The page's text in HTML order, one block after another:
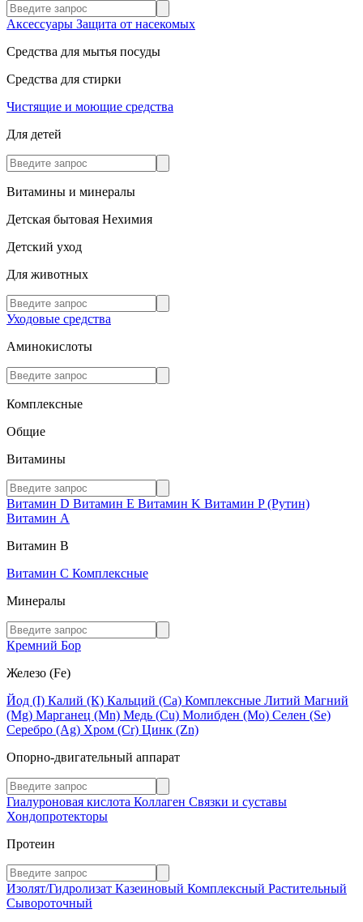
Аксессуары Защита от насекомых
Средства для мытья посуды
Средства для стирки
Чистящие и моющие средства
Для детей
Витамины и минералы
Детская бытовая Нехимия
Детский уход
Для животных
Уходовые средства
Аминокислоты
Комплексные
Общие
Витамины
Витамин D Витамин E Витамин K Витамин P (Рутин)
Витамин А
Витамин В
Витамин C Комплексные
Минералы
Кремний Бор
Железо (Fe)
Йод (I) Калий (К) Кальций (Са) Комплексные Литий Магний
(Mg) Марганец (Mn) Медь (Сu) Молибден (Мо) Селен (Se)
Серебро (Ag) Хром (Cr) Цинк (Zn)
Опорно-двигательный аппарат
Гиалуроновая кислота Коллаген Связки и суставы
Хондопротекторы
Протеин
Изолят/Гидролизат Казеиновый Комплексный Растительный
Сывороточный